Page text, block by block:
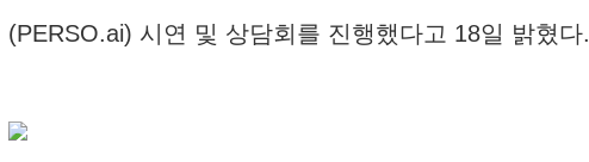
(PERSO.ai) 시연 및 상담회를 진행했다고 18일 밝혔다.